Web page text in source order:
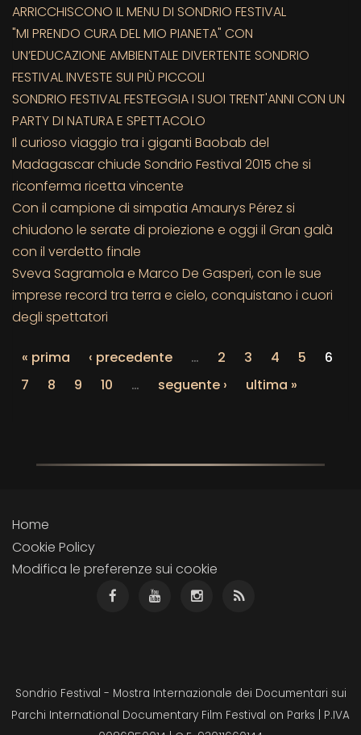
ARRICCHISCONO IL MENU DI SONDRIO FESTIVAL
"MI PRENDO CURA DEL MIO PIANETA" CON
UN’EDUCAZIONE AMBIENTALE DIVERTENTE SONDRIO
FESTIVAL INVESTE SUI PIÙ PICCOLI
SONDRIO FESTIVAL FESTEGGIA I SUOI TRENT'ANNI CON UN
PARTY DI NATURA E SPETTACOLO
Il curioso viaggio tra i giganti Baobab del
Madagascar chiude Sondrio Festival 2015 che si
riconferma ricetta vincente
Con il campione di simpatia Amaurys Pérez si
chiudono le serate di proiezione e oggi il Gran galà
con il verdetto finale
Sveva Sagramola e Marco De Gasperi, con le sue
imprese record tra terra e cielo, conquistano i cuori
degli spettatori
« prima ‹ precedente … 2 3 4 5
6
7
8 9 10 … seguente › ultima »
Home
Cookie Policy
Modifica le preferenze sui cookie
Sondrio Festival - Mostra Internazionale dei Documentari sui
Parchi International Documentary Film Festival on Parks | P.IVA